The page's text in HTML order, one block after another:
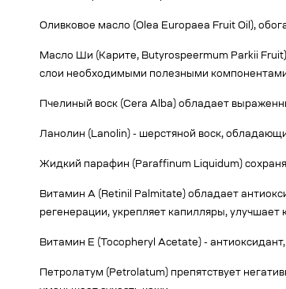
Оливковое масло (Olea Europaea Fruit Oil),
Масло Ши (Карите, Butyrospeermum Parkii Fruit)
слои необходимыми полезными
Пчелиный воск (Cera Alba) обладает
Ланолин (Lanolin) - шерстяной воск,
Жидкий парафин (Paraffinum Liquidum)
Витамин А (Retinil Palmitate) обладает
регенерации, укрепляет капилляры,
Витамин Е (Tocopheryl Acetate) -
Петролатум (Petrolatum) препятствует